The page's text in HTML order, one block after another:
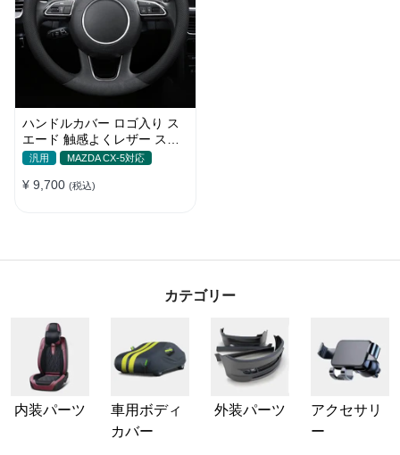
ハンドルカバー ロゴ入り ス
エード 触感よくレザー スポ
ーツ感 汚れ滑り防止 四季汎
汎用 MAZDA CX-5対応
¥ 9,700 (税込)
カテゴリー
内装パーツ
車用ボディ
カバー
外装パーツ
アクセサリ
ー